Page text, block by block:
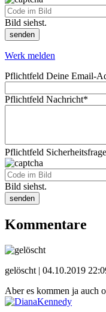
Bild siehst.
senden
Werk melden
Pflichtfeld Deine Email-
Pflichtfeld Nachricht*
Pflichtfeld Sicherheitsfrage
Bild siehst.
senden
Kommentare
gelöscht | 04.10.2019
Aber es kommen ja auch